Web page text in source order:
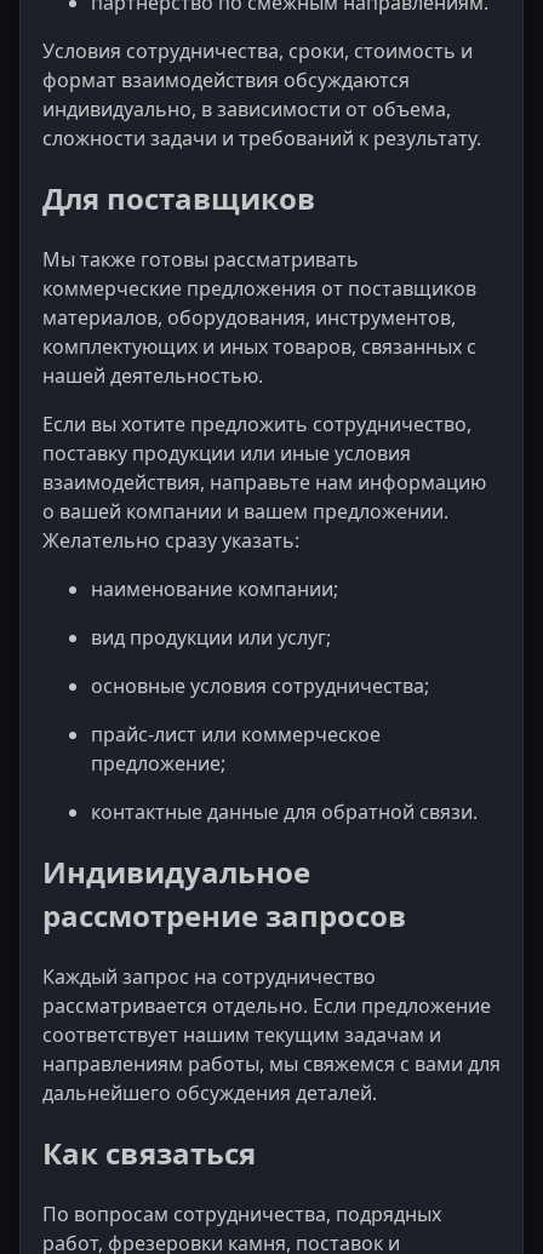
Условия сотрудничества, сроки, стоимость и
формат взаимодействия обсуждаются
индивидуально, в зависимости от объема,
сложности задачи и требований к результату.
Для поставщиков
Мы также готовы рассматривать
коммерческие предложения от поставщиков
материалов, оборудования, инструментов,
комплектующих и иных товаров, связанных с
нашей деятельностью.
Если вы хотите предложить сотрудничество,
поставку продукции или иные условия
взаимодействия, направьте нам информацию
о вашей компании и вашем предложении.
Желательно сразу указать:
наименование компании;
вид продукции или услуг;
основные условия сотрудничества;
прайс-лист или коммерческое
предложение;
контактные данные для обратной связи.
Индивидуальное
рассмотрение запросов
Каждый запрос на сотрудничество
рассматривается отдельно. Если предложение
соответствует нашим текущим задачам и
направлениям работы, мы свяжемся с вами для
дальнейшего обсуждения деталей.
Как связаться
По вопросам сотрудничества, подрядных
работ, фрезеровки камня, поставок и